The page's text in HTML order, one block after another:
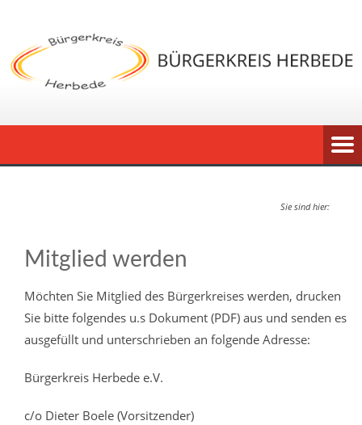
Sie sind hier:
Mitglied werden
Möchten Sie Mitglied des Bürgerkreises werden, drucken
Sie bitte folgendes u.s Dokument (PDF) aus und senden es
ausgefüllt und unterschrieben an folgende Adresse:
Bürgerkreis Herbede e.V.
c/o Dieter Boele (Vorsitzender)